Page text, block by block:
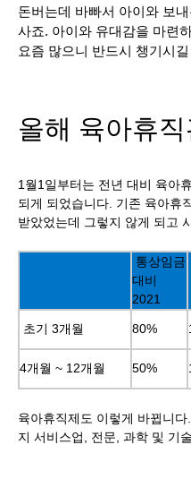
돈버는데 바빠서 아이와 보
사죠. 아이와 유대감을 마련
요즘 많으니 반드시 챙기시
올해 육아휴
1월1일부터는 전년 대비 육아
되게 되었습니다. 기존 육아휴
받았었는데 그렇지 않게 되고
통상임금
대비
2021
초기 3개월 80%
4개월 ~ 12개월 50%
육아휴직제도 이렇게 바뀝니다.
지 서비스업, 전문, 과학 및 기